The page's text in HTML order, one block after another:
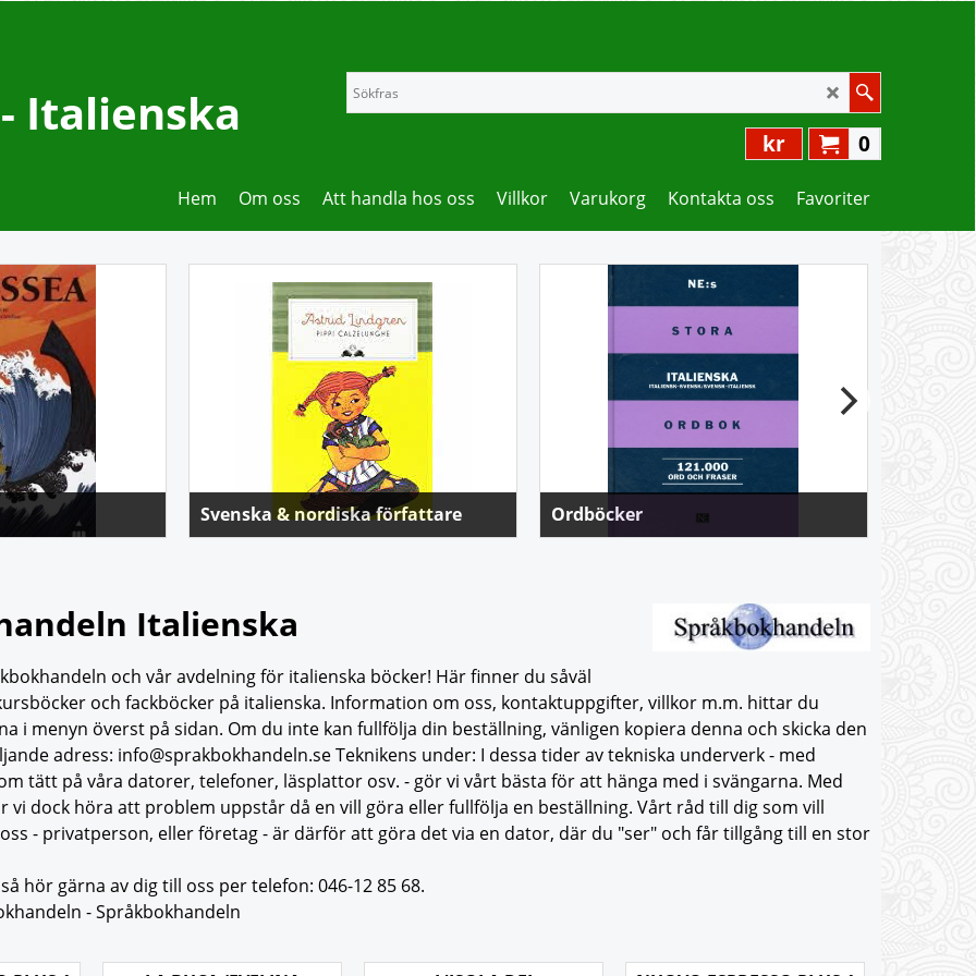
Italienska
0
kr
Hem Om oss Att handla hos oss Villkor Varukorg Kontakta oss Favoriter
di Odisseo, uomo
per i grandi).
Svenska & nordiska författare Ordböcker
Nu är den äntligen här!
Italienska
och vår avdelning för italienska böcker! Här finner du såväl
och fackböcker på italienska. Information om oss, kontaktuppgifter, villkor m.m. hittar du
i menyn överst på sidan. Om du inte kan fullfölja din beställning, vänligen kopiera denna och skicka den
adress: info@sprakbokhandeln.se Teknikens under: I dessa tider av tekniska underverk - med
tätt på våra datorer, telefoner, läsplattor osv. - gör vi vårt bästa för att hänga med i svängarna. Med
vi dock höra att problem uppstår då en vill göra eller fullfölja en beställning. Vårt råd till dig som vill
- privatperson, eller företag - är därför att göra det via en dator, där du "ser" och får tillgång till en stor
hör gärna av dig till oss per telefon: 046-12 85 68.
- Språkbokhandeln